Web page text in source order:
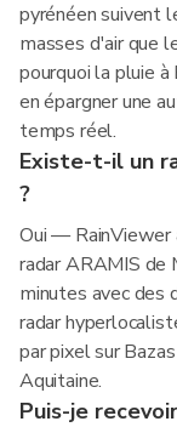
pyrénéen suivent
masses d'air que
pourquoi la pluie
en épargner une
temps réel.
Existe-t-il un
?
Oui — RainViewer
radar ARAMIS de
minutes avec des
radar
par pixel sur
Aquitaine.
Puis-je